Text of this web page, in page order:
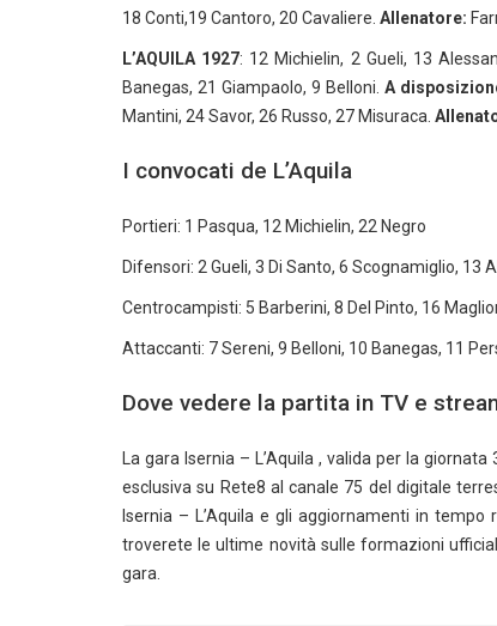
18 Conti,19 Cantoro, 20 Cavaliere. Allenatore:
L’AQUILA 1927: 12 Michielin, 2 Gueli, 13
Banegas, 21 Giampaolo, 9 Belloni. A
Mantini, 24 Savor, 26 Russo, 27 Misuraca.
I convocati de L’Aquila
Portieri: 1 Pasqua, 12 Michielin, 22 Negro
Difensori: 2 Gueli, 3 Di Santo, 6 Scognamiglio,
Centrocampisti: 5 Barberini, 8 Del Pinto, 16
Attaccanti: 7 Sereni, 9 Belloni, 10 Banegas, 11
Dove vedere la partita in TV e
La gara Isernia – L’Aquila , valida per la
esclusiva su Rete8 al canale 75 del digitale
Isernia – L’Aquila e gli aggiornamenti in tempo
troverete le ultime novità sulle formazioni
gara.